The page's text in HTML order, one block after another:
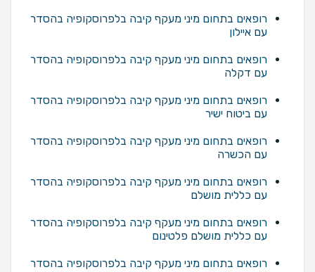
רופאים בתחום מיני מעקף קיבה בלפרוסקופיה בהסדר
עם איילון
רופאים בתחום מיני מעקף קיבה בלפרוסקופיה בהסדר
עם דקלה
רופאים בתחום מיני מעקף קיבה בלפרוסקופיה בהסדר
עם ביטוח ישיר
רופאים בתחום מיני מעקף קיבה בלפרוסקופיה בהסדר
עם הכשרה
רופאים בתחום מיני מעקף קיבה בלפרוסקופיה בהסדר
עם כללית מושלם
רופאים בתחום מיני מעקף קיבה בלפרוסקופיה בהסדר
עם כללית מושלם פלטינום
רופאים בתחום מיני מעקף קיבה בלפרוסקופיה בהסדר